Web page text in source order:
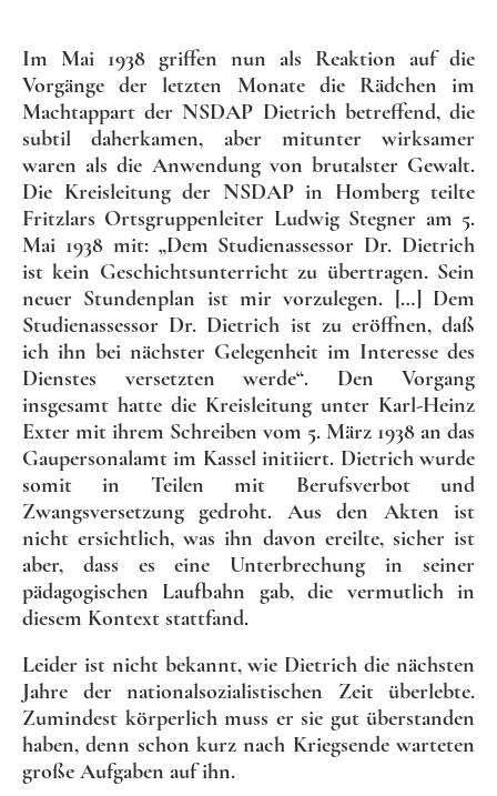
Im Mai 1938 griffen nun als Reaktion auf die
Vorgänge der letzten Monate die Rädchen im
Machtappart der NSDAP Dietrich betreffend, die
subtil daherkamen, aber mitunter wirksamer
waren als die Anwendung von brutalster Gewalt.
Die Kreisleitung der NSDAP in Homberg teilte
Fritzlars Ortsgruppenleiter Ludwig Stegner am 5.
Mai 1938 mit: „Dem Studienassessor Dr. Dietrich
ist kein Geschichtsunterricht zu übertragen. Sein
neuer Stundenplan ist mir vorzulegen. […] Dem
Studienassessor Dr. Dietrich ist zu eröffnen, daß
ich ihn bei nächster Gelegenheit im Interesse des
Dienstes versetzten werde“. Den Vorgang
insgesamt hatte die Kreisleitung unter Karl-Heinz
Exter mit ihrem Schreiben vom 5. März 1938 an das
Gaupersonalamt im Kassel initiiert. Dietrich wurde
somit in Teilen mit Berufsverbot und
Zwangsversetzung gedroht. Aus den Akten ist
nicht ersichtlich, was ihn davon ereilte, sicher ist
aber, dass es eine Unterbrechung in seiner
pädagogischen Laufbahn gab, die vermutlich in
diesem Kontext stattfand.
Leider ist nicht bekannt, wie Dietrich die nächsten
Jahre der nationalsozialistischen Zeit überlebte.
Zumindest körperlich muss er sie gut überstanden
haben, denn schon kurz nach Kriegsende warteten
große Aufgaben auf ihn.